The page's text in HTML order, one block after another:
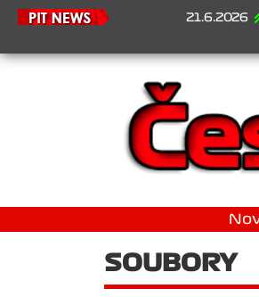
21.6.2026
SOUBORY